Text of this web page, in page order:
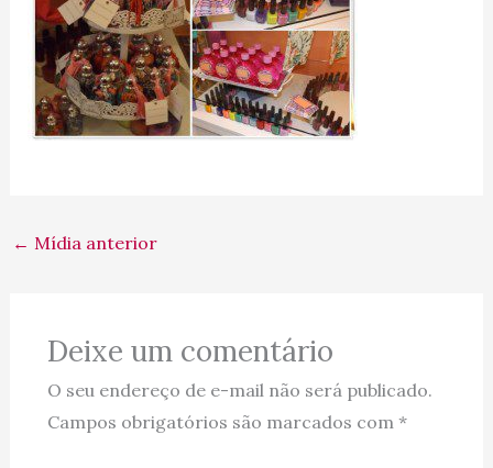
← Mídia anterior
Deixe um comentário
O seu endereço de e-mail não será publicado.
Campos obrigatórios são marcados com *